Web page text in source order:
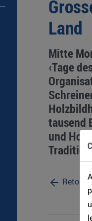
Land
Mitte
‹Tage
tausend
und
Tradition
Retour